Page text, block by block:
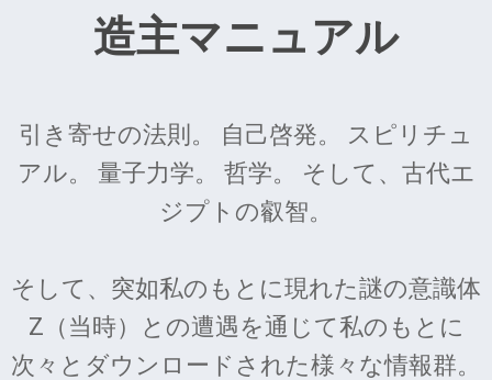
造主マニュアル
引き寄せの法則。 自己啓発。 スピリチュ
アル。 量子力学。 哲学。 そして、古代エ
ジプトの叡智。
そして、突如私のもとに現れた謎の意識体
Z（当時）との遭遇を通じて私のもとに
次々とダウンロードされた様々な情報群。